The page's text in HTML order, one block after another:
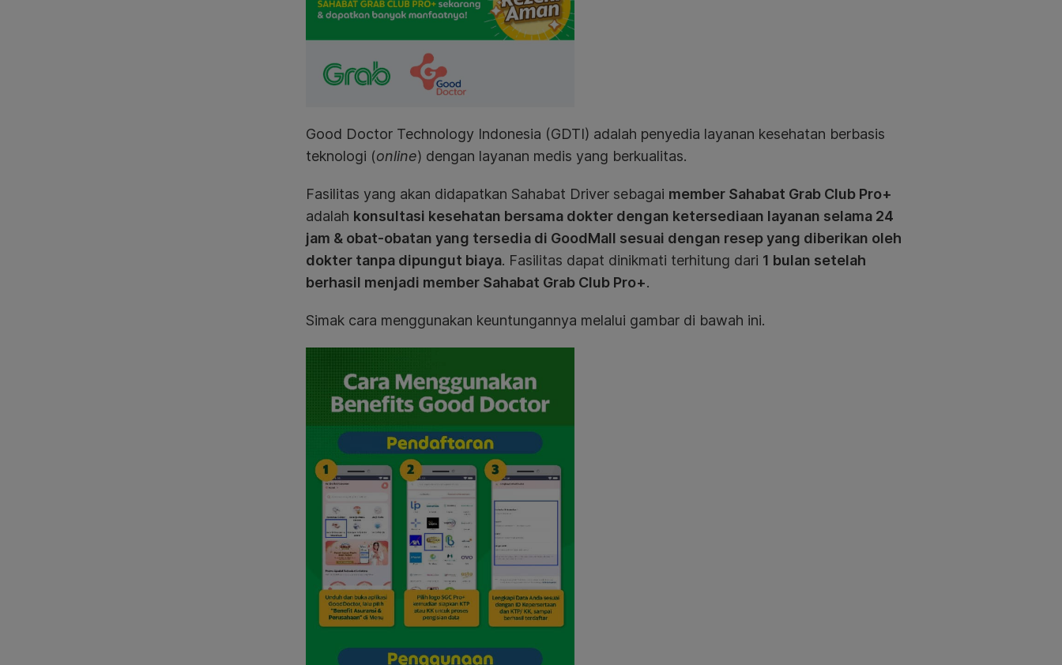
Good Doctor Technology Indonesia (GDTI) adalah penyedia layanan kesehatan berbasis
teknologi (online) dengan layanan medis yang berkualitas.
Fasilitas yang akan didapatkan Sahabat Driver sebagai member Sahabat Grab Club Pro+
adalah konsultasi kesehatan bersama dokter dengan ketersediaan layanan selama 24
jam & obat-obatan yang tersedia di GoodMall sesuai dengan resep yang diberikan oleh
dokter tanpa dipungut biaya. Fasilitas dapat dinikmati terhitung dari 1 bulan setelah
berhasil menjadi member Sahabat Grab Club Pro+.
Simak cara menggunakan keuntungannya melalui gambar di bawah ini.